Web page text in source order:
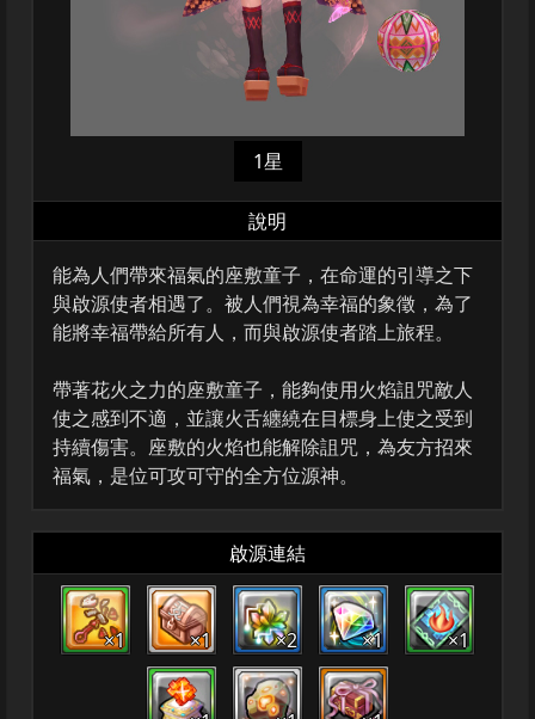
1星
說明
能為人們帶來福氣的座敷童子，在命運的引導之下
與啟源使者相遇了。被人們視為幸福的象徵，為了
能將幸福帶給所有人，而與啟源使者踏上旅程。
帶著花火之力的座敷童子，能夠使用火焰詛咒敵人
使之感到不適，並讓火舌纏繞在目標身上使之受到
持續傷害。座敷的火焰也能解除詛咒，為友方招來
福氣，是位可攻可守的全方位源神。
啟源連結
×1 ×1 ×2 ×1 ×1